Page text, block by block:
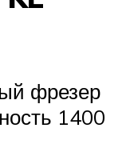
фрезер
1400